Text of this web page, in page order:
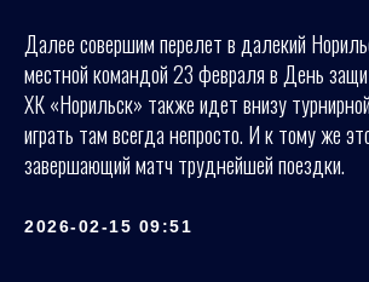
Далее совершим перелет в далекий
местной командой 23 февраля в День
ХК «Норильск» также идет внизу
играть там всегда непросто. И к тому же
завершающий матч труднейшей поездки.
2026-02-15 09:51